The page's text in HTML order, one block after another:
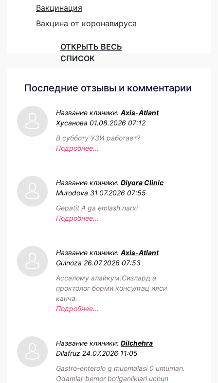
Вакцинация
Вакцина от коронавируса
ОТКРЫТЬ ВЕСЬ
СПИСОК
Последние отзывы и комментарии
Название клиники: Axis-Atlant
Хусанова 01.08.2026 07:12
В субботу УЗИ работает?
Подробнее...
Название клиники: Diyora Clinic
Murodova 31.07.2026 07:55
Gepatit A ga emlash narxi
Подробнее...
Название клиники: Axis-Atlant
Gulnoza 26.07.2026 07:53
Ассалому алайкум.Сизлард а
проктолог борми.консултац ияси
канча.
Подробнее...
Название клиники: Dilchehra
Dilafruz 24.07.2026 11:05
Gastro-enterolo g muomalasi 0 umuman.
Odamlar bemor bo’lganliklari uchun